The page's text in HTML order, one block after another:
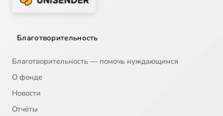
Благотворительность
Благотворительность — помочь нуждающимся
О фонде
Новости
Отчёты